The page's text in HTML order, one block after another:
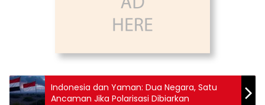
Indonesia dan Yaman: Dua Negara, Satu
Ancaman Jika Polarisasi Dibiarkan